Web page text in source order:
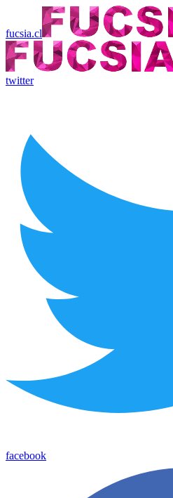
fucsia.cl
twitter
facebook